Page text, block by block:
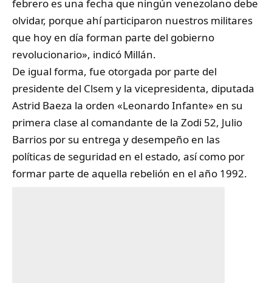
febrero es una fecha que ningún venezolano debe
olvidar, porque ahí participaron nuestros militares
que hoy en día forman parte del gobierno
revolucionario», indicó Millán.
De igual forma, fue otorgada por parte del
presidente del Clsem y la vicepresidenta, diputada
Astrid Baeza la orden «Leonardo Infante» en su
primera clase al comandante de la Zodi 52, Julio
Barrios por su entrega y desempeño en las
políticas de seguridad en el estado, así como por
formar parte de aquella rebelión en el año 1992.